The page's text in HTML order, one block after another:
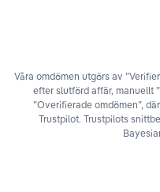
Våra omdömen utgörs av
efter slutförd affär, manuellt
”Overifierade omdömen”,
Trustpilot. Trustpilots